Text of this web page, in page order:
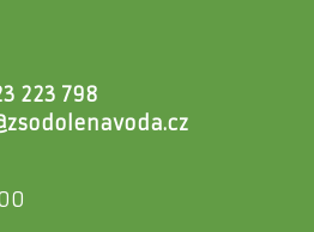
223 798